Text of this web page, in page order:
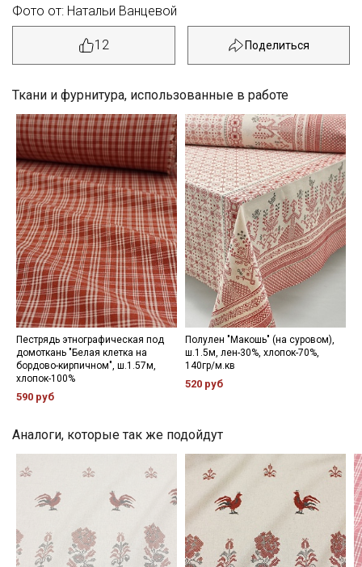
Фото от: Натальи Ванцевой
12
Ткани и фурнитура, использованные в работе
Пестрядь этнографическая под
домоткань "Белая клетка на
бордово-кирпичном", ш.1.57м,
хлопок-100%
590 руб
Полулен "Макошь" (на суровом),
ш.1.5м, лен-30%, хлопок-70%,
140гр/м.кв
520 руб
Аналоги, которые так же подойдут
Секретная рассылка от Купава
Мы публикуем здесь дополнительные
промокоды и скидки до 30% на узкие
Подписаться